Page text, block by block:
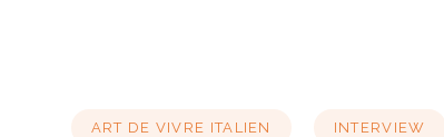
ART DE VIVRE ITALIEN INTERVIEW